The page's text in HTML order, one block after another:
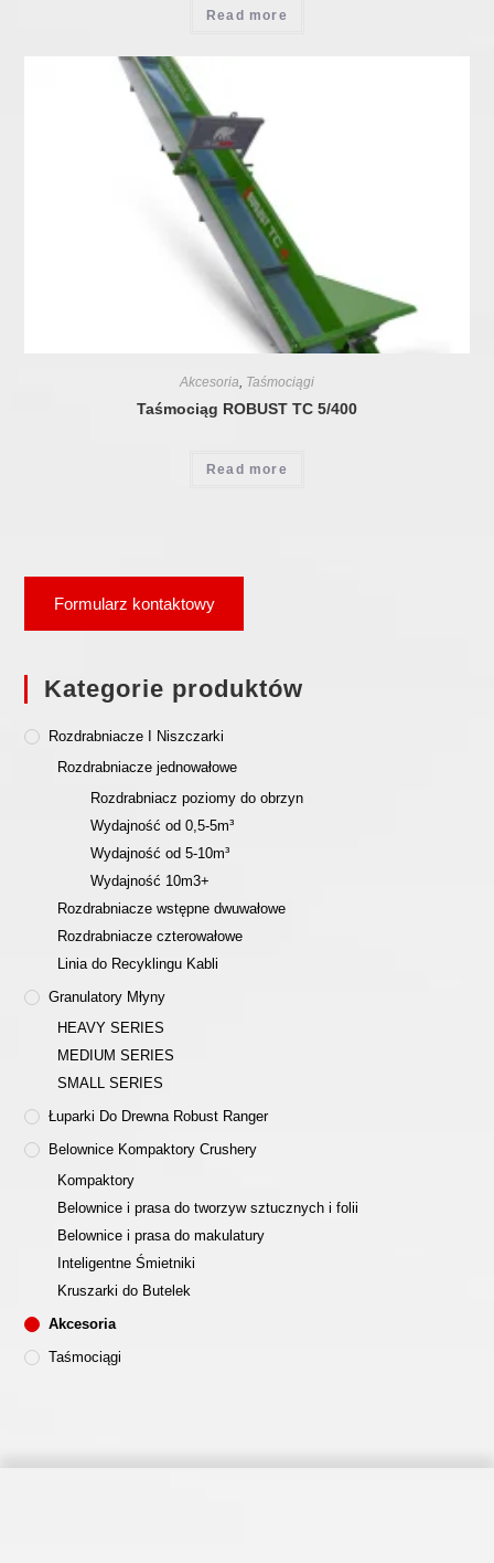
Read more
Akcesoria, Taśmociągi
Taśmociąg ROBUST TC 5/400
Read more
Formularz kontaktowy
Kategorie produktów
Rozdrabniacze I Niszczarki
Rozdrabniacze jednowałowe
Rozdrabniacz poziomy do obrzyn
Wydajność od 0,5-5m³
Wydajność od 5-10m³
Wydajność 10m3+
Rozdrabniacze wstępne dwuwałowe
Rozdrabniacze czterowałowe
Linia do Recyklingu Kabli
Granulatory Młyny
HEAVY SERIES
MEDIUM SERIES
SMALL SERIES
Łuparki Do Drewna Robust Ranger
Belownice Kompaktory Crushery
Kompaktory
Belownice i prasa do tworzyw sztucznych i folii
Belownice i prasa do makulatury
Inteligentne Śmietniki
Kruszarki do Butelek
Akcesoria
Taśmociągi